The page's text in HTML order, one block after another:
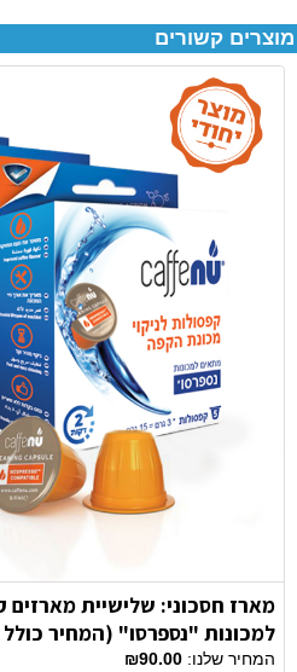
מוצרים קשורים
מארז חסכוני: שלישיית מארזים
למכונות "נספרסו" (המחיר
המחיר שלנו: ₪90.00